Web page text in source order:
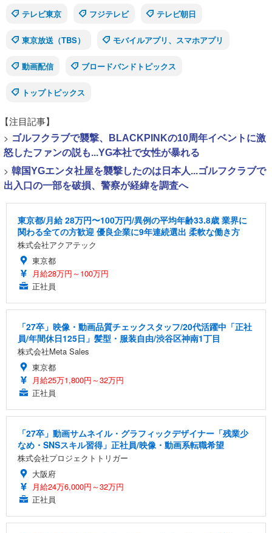
テレビ東京 フジテレビ テレビ朝日
東京放送（TBS） モバイルアプリ、スマホアプリ
動画配信 ブロードバンドトピックス
トップトピックス
【注目記事】
> ゴルフクラブで襲撃、BLACKPINKの10周年イベントに激
怒したファンの説も...YG本社で女性が暴れる
> 韓国YGエンタ社屋を襲撃したのは日本人...ゴルフクラブで
出入口の一部を破損、警察が経緯を調査へ
東京都/月給 28万円〜100万円/異例の平均年齢33.8歳 業界に
関わる全ての方歓迎 優良企業に9年連続選出 柔軟な働き方
株式会社アクアテック
東京都
月給28万円～100万円
正社員
「27卒」映像・動画品質チェックスタッフ/20代活躍中「正社
員/年間休日125日」髪型・服装自由/渋谷区神南1丁目
株式会社Meta Sales
東京都
月給25万1,800円～32万円
正社員
「27卒」動画サムネイル・グラフィックデザイナー「残業少
なめ・SNSスキル習得」正社員/映像・動画系転職希望
株式会社プロジェクトトリガー
大阪府
月給24万6,000円～32万円
正社員